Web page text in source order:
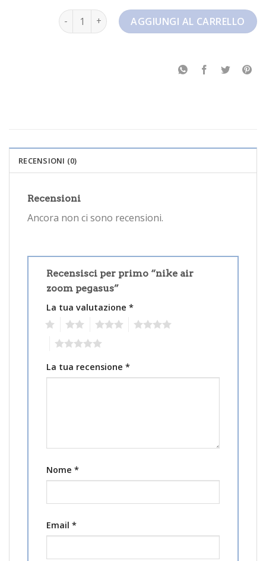
nike air zoom pegasus quantità
AGGIUNGI AL CARRELLO
RECENSIONI (0)
Recensioni
Ancora non ci sono recensioni.
Recensisci per primo “nike air
zoom pegasus”
La tua valutazione *
La tua recensione *
Nome *
Email *